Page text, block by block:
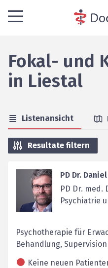
Fokal- und
in Liestal
Listenansicht
Resultate filtern
PD Dr.
PD Dr. med.
Psychiatrie
Psychotherapie für
Behandlung,
Keine neuen